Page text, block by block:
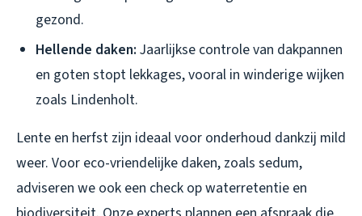
gezond.
Hellende daken: Jaarlijkse controle van dakpannen
en goten stopt lekkages, vooral in winderige wijken
zoals Lindenholt.
Lente en herfst zijn ideaal voor onderhoud dankzij mild
weer. Voor eco-vriendelijke daken, zoals sedum,
adviseren we ook een check op waterretentie en